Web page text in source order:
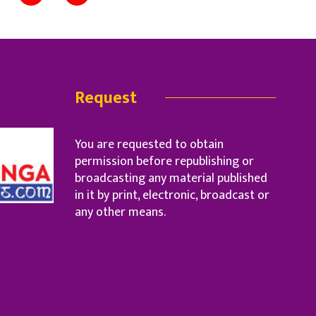
Request
You are requested to obtain
permission before republishing or
broadcasting any material published
in it by print, electronic, broadcast or
any other means.